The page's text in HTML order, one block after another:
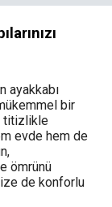
ayakkabı
bir
titizlikle
evde hem de
ömrünü
de konforlu